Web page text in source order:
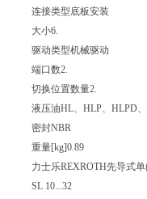
连接类型底板安装
大小6.
驱动类型机械驱动
端口数2.
切换位置数量2.
液压油HL、HLP、HLPD
密封NBR
重量[kg]0.89
力士乐REXROTH先导式
SL 10...32